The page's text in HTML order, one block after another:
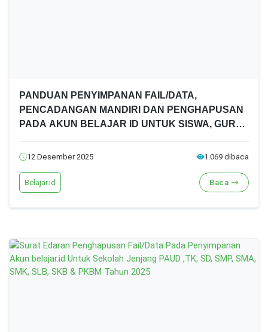
PANDUAN PENYIMPANAN FAIL/DATA,
PENCADANGAN MANDIRI DAN PENGHAPUSAN
PADA AKUN BELAJAR ID UNTUK SISWA, GURU,
12 Desember 2025 1.069 dibaca
Belajar.id Baca